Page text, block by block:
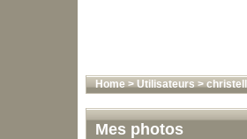
Home>Utilisateurs>
Mes photos